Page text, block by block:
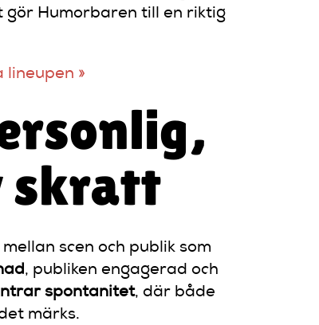
gör Humorbaren till en riktig
lineupen »
skratt
scen och publik som
, publiken engagerad och
spontanitet, där både
märks.